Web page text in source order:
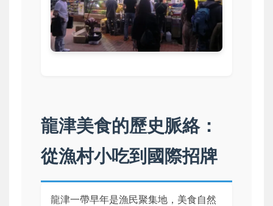
龍津美食的歷史脈絡：
從漁村小吃到國際招牌
龍津一帶早年是漁民聚集地，美食自然